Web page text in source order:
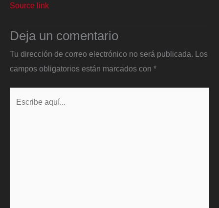
Source link
Deja un comentario
Tu dirección de correo electrónico no será publicada. Los
campos obligatorios están marcados con *